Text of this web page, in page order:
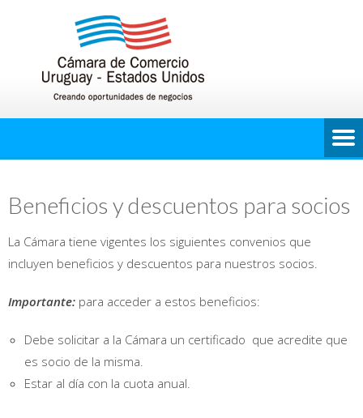
Beneficios y descuentos para socios
La Cámara tiene vigentes los siguientes convenios que
incluyen beneficios y descuentos para nuestros socios.
Importante: para acceder a estos beneficios:
Debe solicitar a la Cámara un certificado que acredite que
es socio de la misma.
Estar al día con la cuota anual.